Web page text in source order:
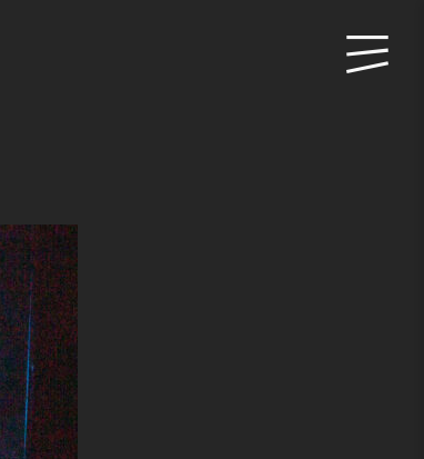
Primary
Menu